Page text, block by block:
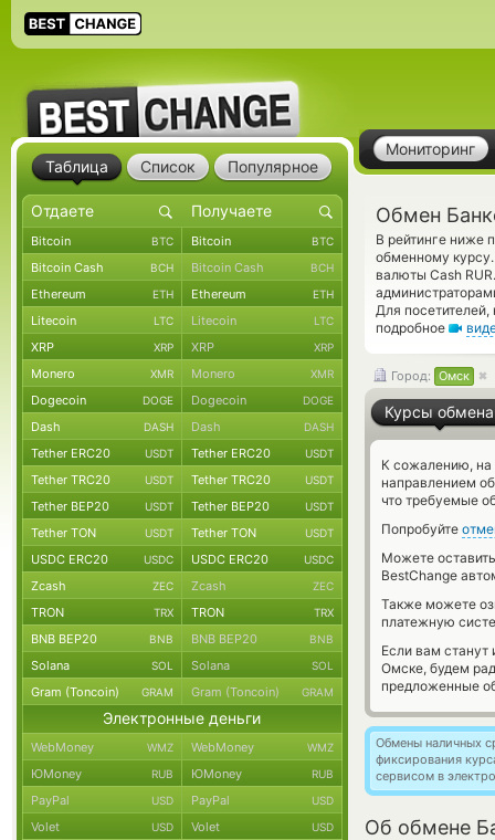
Мониторинг
Обмен
В рейтинге ниже
обменному
валюты Cash
Для
подробное
Город: Омск
Курсы обмена
К сожалению, на
направлением
что требуемые
Попробуйте
Можете
BestChange
Также можете
платежную
Если вам
Омске, будем
предложенные
Обмены наличных
фиксирования
сервисом в
Об обмене
Таблица Список Популярное
Bitcoin BTC Bitcoin BTC
Bitcoin Cash BCH Bitcoin Cash BCH
Ethereum ETH Ethereum ETH
Litecoin LTC Litecoin LTC
XRP XRP XRP XRP
Monero XMR Monero XMR
Dogecoin DOGE Dogecoin DOGE
Dash DASH Dash DASH
Tether ERC20 USDT Tether ERC20 USDT
Tether TRC20 USDT Tether TRC20 USDT
Tether BEP20 USDT Tether BEP20 USDT
Tether TON USDT Tether TON USDT
USDC ERC20 USDC USDC ERC20 USDC
Zcash ZEC Zcash ZEC
TRON TRX TRON TRX
BNB BEP20 BNB BNB BEP20 BNB
Solana SOL Solana SOL
Gram (Toncoin) GRAM Gram (Toncoin) GRAM
Электронные деньги
WebMoney WMZ WebMoney WMZ
ЮMoney RUB ЮMoney RUB
PayPal USD PayPal USD
Volet USD Volet USD